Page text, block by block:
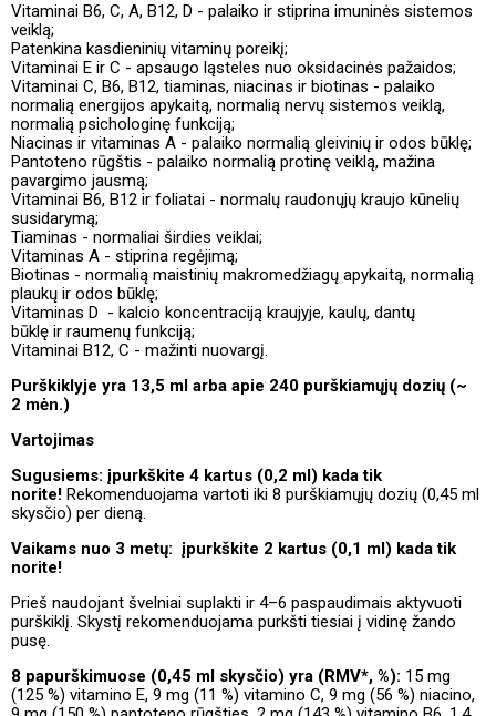
Vitaminai B6, C, A, B12, D - palaiko ir stiprina imuninės sistemos
veiklą;
Patenkina kasdieninių vitaminų poreikį;
Vitaminai E ir C - apsaugo ląsteles nuo oksidacinės pažaidos;
Vitaminai C, B6, B12, tiaminas, niacinas ir biotinas - palaiko
normalią energijos apykaitą, normalią nervų sistemos veiklą,
normalią psichologinę funkciją;
Niacinas ir vitaminas A - palaiko normalią gleivinių ir odos būklę;
Pantoteno rūgštis - palaiko normalią protinę veiklą, mažina
pavargimo jausmą;
Vitaminai B6, B12 ir foliatai - normalų raudonųjų kraujo kūnelių
susidarymą;
Tiaminas - normaliai širdies veiklai;
Vitaminas A - stiprina regėjimą;
Biotinas - normalią maistinių makromedžiagų apykaitą, normalią
plaukų ir odos būklę;
Vitaminas D - kalcio koncentraciją kraujyje, kaulų, dantų
būklę ir raumenų funkciją;
Vitaminai B12, C - mažinti nuovargį.
Purškiklyje yra 13,5 ml arba apie 240 purškiamųjų dozių (~
2 mėn.)
Vartojimas
Sugusiems: įpurkškite 4 kartus (0,2 ml) kada tik
norite! Rekomenduojama vartoti iki 8 purškiamųjų dozių (0,45 ml
skysčio) per dieną.
Vaikams nuo 3 metų: įpurkškite 2 kartus (0,1 ml) kada tik
norite!
Prieš naudojant švelniai suplakti ir 4–6 paspaudimais aktyvuoti
purškiklį. Skystį rekomenduojama purkšti tiesiai į vidinę žando
pusę.
8 papurškimuose (0,45 ml skysčio) yra (RMV*, %): 15 mg
(125 %) vitamino E, 9 mg (11 %) vitamino C, 9 mg (56 %) niacino,